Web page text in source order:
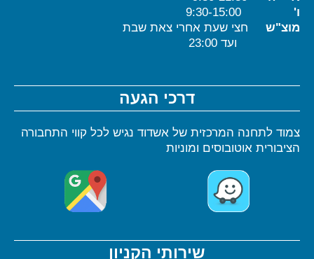
ו'
מוצ"ש חצי שעת אחרי צאת שבת
ועד 23:00
דרכי הגעה
צמוד לתחנה המרכזית של אשדוד נגיש לכל קווי התחבורה
הציבורית אוטובוסים ומוניות
שירותי הקניון